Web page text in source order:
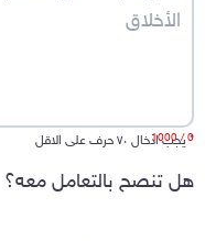
*يجب ادخال ٧٠ حرف على الاقل0
/ 1000
هل تنصح بالتعامل معه؟